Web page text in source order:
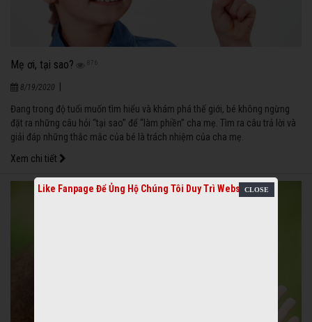
Mẹ ơi, tại sao? 876
8/19/2020
Đang trong độ tuổi muốn tìm hiểu và khám phá thế giới, bé không ngừng
đặt ra những câu hỏi “tại sao” để “làm phiền” cha mẹ. Tìm ra câu trả lời và
giải đáp những thắc mắc của bé là trách nhiệm của cha mẹ.
Xem chi tiết
Like Fanpage Để Ủng Hộ Chúng Tôi Duy Trì Website